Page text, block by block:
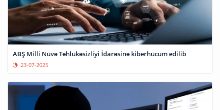
ABŞ Milli Nüvə Təhlükəsizliyi İdarəsinə kiberhücum edilib
23-07-2025